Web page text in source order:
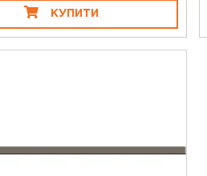
КУПИТИ